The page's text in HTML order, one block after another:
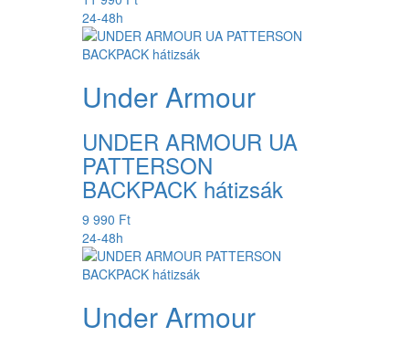
24-48h
Under Armour
UNDER ARMOUR UA
PATTERSON
BACKPACK hátizsák
9 990 Ft
24-48h
Under Armour